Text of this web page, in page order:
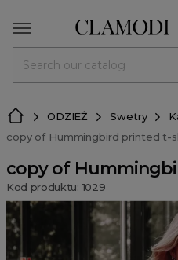
ODZIEŻ Swetry
copy of Hummingbird printed t-
copy of
Kod produktu: 1029